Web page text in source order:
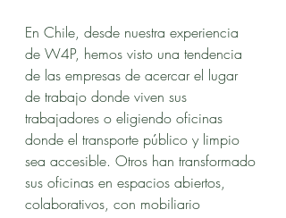
En Chile, desde nuestra experiencia
de W4P, hemos visto una tendencia
de las empresas de acercar el lugar
de trabajo donde viven sus
trabajadores o eligiendo oficinas
donde el transporte público y limpio
sea accesible. Otros han transformado
sus oficinas en espacios abiertos,
colaborativos, con mobiliario